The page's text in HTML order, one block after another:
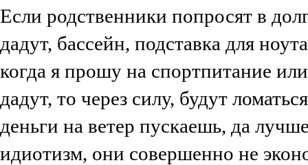
Если родственники попросят в
дадут, бассейн, подставка для
когда я прошу на спортпитание
дадут, то через силу, будут
деньги на ветер пускаешь, да
идиотизм, они совершенно не